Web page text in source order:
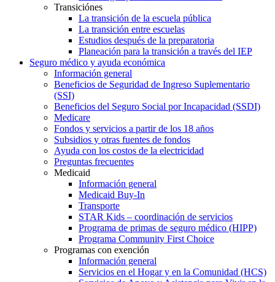
Transiciónes
La transición de la escuela pública
La transición entre escuelas
Estudios después de la preparatoria
Planeación para la transición a través del IEP
Seguro médico y ayuda económica
Información general
Beneficios de Seguridad de Ingreso Suplementario
(SSI)
Beneficios del Seguro Social por Incapacidad (SSDI)
Medicare
Fondos y servicios a partir de los 18 años
Subsidios y otras fuentes de fondos
Ayuda con los costos de la electricidad
Preguntas frecuentes
Medicaid
Información general
Medicaid Buy-In
Transporte
STAR Kids – coordinación de servicios
Programa de primas de seguro médico (HIPP)
Programa Community First Choice
Programas con exención
Información general
Servicios en el Hogar y en la Comunidad (HCS)